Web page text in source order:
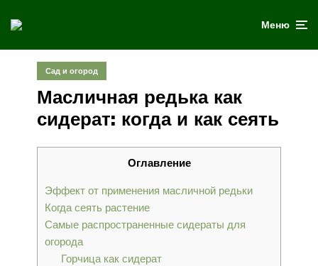
Меню
Сад и огород
Масличная редька как
сидерат: когда и как сеять
Оглавление
Эффект от применения масличной редьки
Когда сеять растение
Самые распространенные сидераты для
огорода
Горчица как сидерат